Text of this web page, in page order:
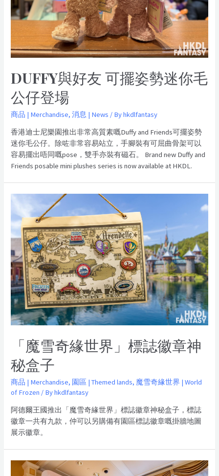
DUFFY與好友 可擺姿勢迷你毛
公仔登場
商品 | Merchandise,消息 | News / Byhkdlfantasy
香港迪士尼樂園推出非常高質素嘅Duffy and Friends可擺姿勢
迷你毛公仔。除咗非常容易站立，手腳裝有可屈曲骨架可以
容易擺出唔同嘅pose，雙手亦裝有磁石。 Brand new Duffy and
Friends posable mini plushes series is now available at HKDL.
「魔雪奇緣世界」標誌徽章神
秘盒子
商品 | Merchandise, 園區 | Themed lands, 魔雪奇緣世界 | World
of Frozen / Byhkdlfantasy
阿德爾王國推出「魔雪奇緣世界」標誌徽章神秘盒子，標誌
徽章一共有九款，仲可以另購備有園區標誌徽章嘅掛牆地圖
展示徽章。